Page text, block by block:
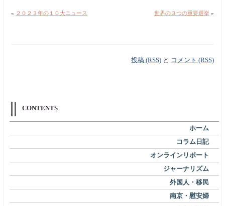
« ２０２３年の１０大ニュース 世界の３つの重要選挙 »
投稿 (RSS)と コメント (RSS)
CONTENTS
ホーム
コラム日記
オンラインリポート
ジャーナリズム
外国人・移民
南京・慰安婦